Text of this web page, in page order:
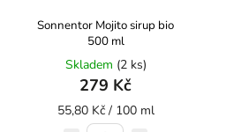
Sonnentor Mojito sirup bio
500 ml
Skladem (2 ks)
279 Kč
55,80 Kč / 100 ml